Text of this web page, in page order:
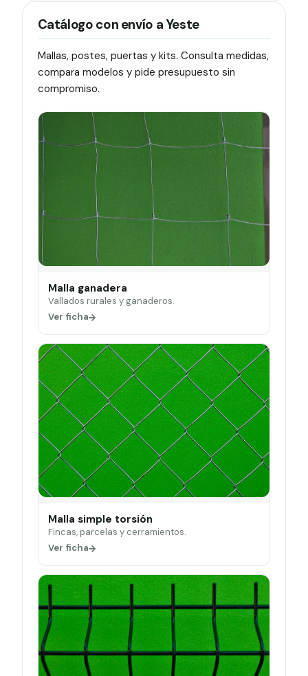
Catálogo con envío a Yeste
Mallas, postes, puertas y kits. Consulta medidas,
compara modelos y pide presupuesto sin
compromiso.
Malla ganadera
Vallados rurales y ganaderos.
Ver ficha
Malla simple torsión
Fincas, parcelas y cerramientos.
Ver ficha